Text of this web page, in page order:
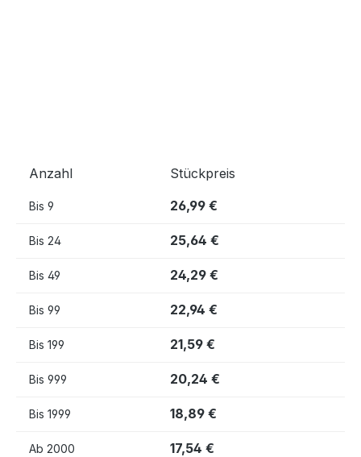
Anzahl Stückpreis
Bis 9 26,99 €
Bis 24 25,64 €
Bis 49 24,29 €
Bis 99 22,94 €
Bis 199 21,59 €
Bis 999 20,24 €
Bis 1999 18,89 €
Ab 2000 17,54 €